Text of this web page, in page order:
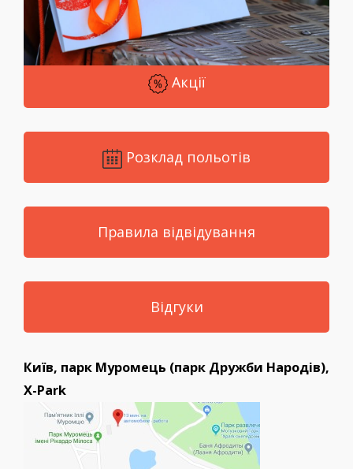
Акції
Розклад польотів
Правила відвідування
Відгуки
Київ, парк Муромець (парк Дружби Народів),
X-Park